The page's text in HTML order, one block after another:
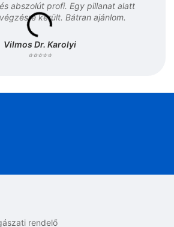
abszolút profi. Egy pillanat alatt
került. Bátran ajánlom.
Vilmos Dr. Karolyi
⭐⭐⭐⭐⭐